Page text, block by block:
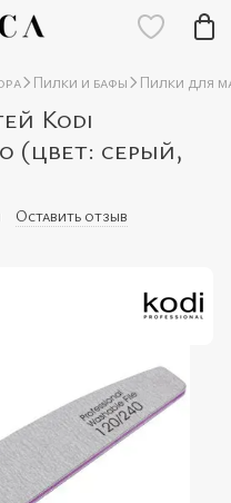
Пилки и бафы Пилки для
Kodi
(цвет: серый,
Оставить отзыв